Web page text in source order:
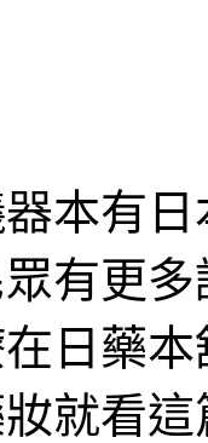
本有日
有更
日藥
就看